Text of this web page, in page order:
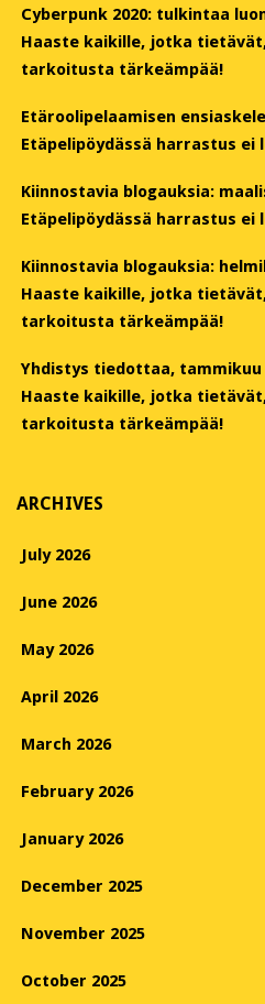
Cyberpunk 2020: tulkintaa
Haaste kaikille, jotka
tarkoitusta tärkeämpää!
Etäroolipelaamisen
Etäpelipöydässä harrastus ei
Kiinnostavia blogauksia:
Etäpelipöydässä harrastus ei
Kiinnostavia blogauksia:
Haaste kaikille, jotka
tarkoitusta tärkeämpää!
Yhdistys tiedottaa,
Haaste kaikille, jotka
tarkoitusta tärkeämpää!
ARCHIVES
July 2026
June 2026
May 2026
April 2026
March 2026
February 2026
January 2026
December 2025
November 2025
October 2025